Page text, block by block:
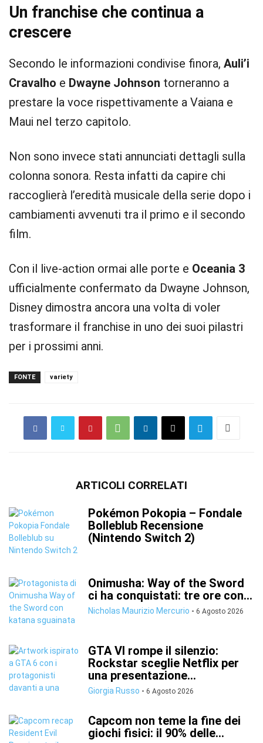
Un franchise che continua a
crescere
Secondo le informazioni condivise finora, Auli’i
Cravalho e Dwayne Johnson torneranno a
prestare la voce rispettivamente a Vaiana e
Maui nel terzo capitolo.
Non sono invece stati annunciati dettagli sulla
colonna sonora. Resta infatti da capire chi
raccoglierà l’eredità musicale della serie dopo i
cambiamenti avvenuti tra il primo e il secondo
film.
Con il live-action ormai alle porte e Oceania 3
ufficialmente confermato da Dwayne Johnson,
Disney dimostra ancora una volta di voler
trasformare il franchise in uno dei suoi pilastri
per i prossimi anni.
FONTE variety
ARTICOLI CORRELATI
Pokémon Pokopia – Fondale
Bolleblub Recensione
(Nintendo Switch 2)
Onimusha: Way of the Sword
ci ha conquistati: tre ore con...
Nicholas Maurizio Mercurio - 6 Agosto 2026
GTA VI rompe il silenzio:
Rockstar sceglie Netflix per
una presentazione...
Giorgia Russo - 6 Agosto 2026
Capcom non teme la fine dei
giochi fisici: il 90% delle...